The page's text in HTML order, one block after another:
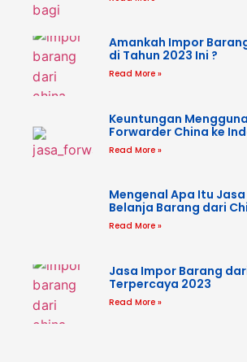
Amankah Impor
di Tahun 2023 Ini ?
Read More »
Keuntungan
Forwarder China ke
Read More »
Mengenal Apa Itu
Belanja Barang dari
Read More »
Jasa Impor Barang
Terpercaya 2023
Read More »